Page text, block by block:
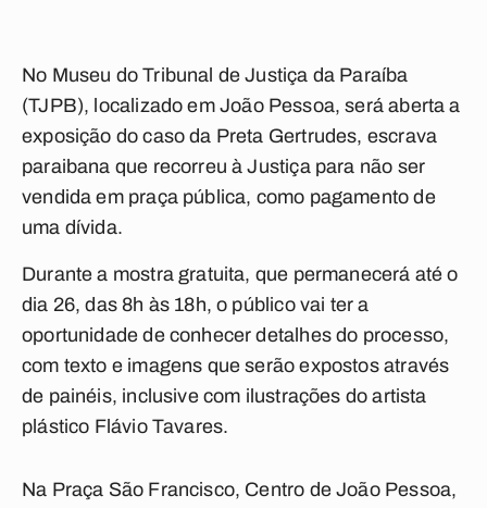
No Museu do Tribunal de Justiça da Paraíba
(TJPB), localizadoem João Pessoa, será aberta a
exposição do caso da Preta Gertrudes, escrava
paraibana que recorreu à Justiça para não ser
vendida em praça pública, como pagamento de
uma dívida.
Durante a mostra gratuita, que permanecerá até o
dia 26, das 8h às 18h, o público vai ter a
oportunidade de conhecer detalhes do processo,
com texto e imagens que serão expostos através
de painéis, inclusive com ilustrações do artista
plástico Flávio Tavares.
Na Praça São Francisco, Centro de João Pessoa,